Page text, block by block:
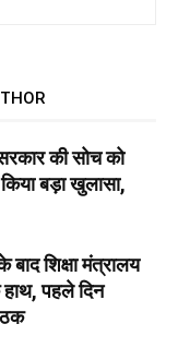
की सोच को
बड़ा खुलासा,
शिक्षा मंत्रालय
हाथ, पहले दिन